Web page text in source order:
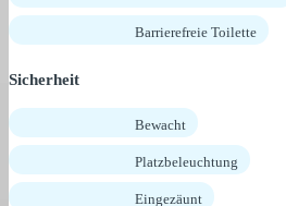
Barrierefreie Toilette
Sicherheit
Bewacht
Platzbeleuchtung
Eingezäunt